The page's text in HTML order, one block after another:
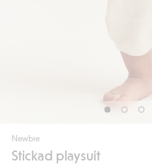
Newbie
Stickad playsuit